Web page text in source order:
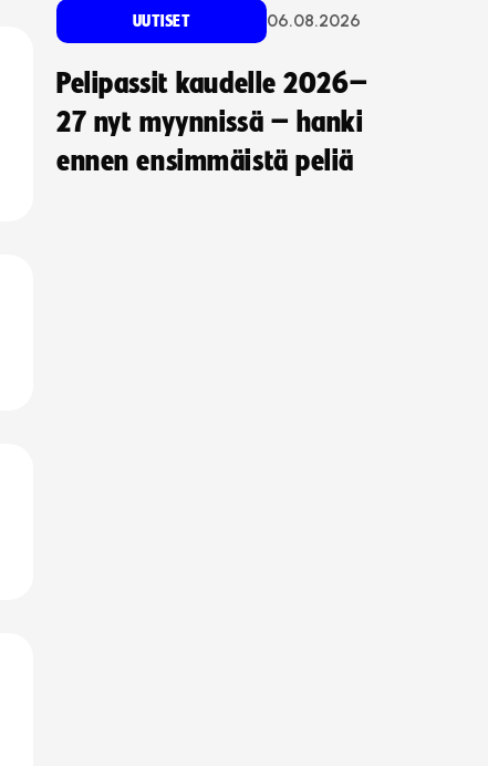
UUTISET 06.08.2026
Pelipassit kaudelle 2026–
27 nyt myynnissä – hanki
ennen ensimmäistä peliä